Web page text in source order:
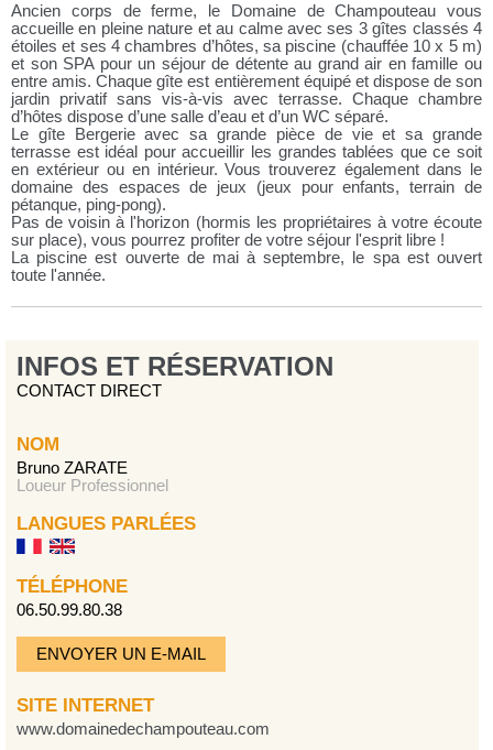
Ancien corps de ferme, le Domaine de Champouteau vous
accueille en pleine nature et au calme avec ses 3 gîtes classés 4
étoiles et ses 4 chambres d’hôtes, sa piscine (chauffée 10 x 5 m)
et son SPA pour un séjour de détente au grand air en famille ou
entre amis. Chaque gîte est entièrement équipé et dispose de son
jardin privatif sans vis-à-vis avec terrasse. Chaque chambre
d’hôtes dispose d’une salle d’eau et d’un WC séparé.
Le gîte Bergerie avec sa grande pièce de vie et sa grande
terrasse est idéal pour accueillir les grandes tablées que ce soit
en extérieur ou en intérieur. Vous trouverez également dans le
domaine des espaces de jeux (jeux pour enfants, terrain de
pétanque, ping-pong).
Pas de voisin à l'horizon (hormis les propriétaires à votre écoute
sur place), vous pourrez profiter de votre séjour l'esprit libre !
La piscine est ouverte de mai à septembre, le spa est ouvert
toute l'année.
INFOS ET RÉSERVATION
CONTACT DIRECT
NOM
Bruno ZARATE
Loueur Professionnel
LANGUES PARLÉES
TÉLÉPHONE
06.50.99.80.38
ENVOYER UN E-MAIL
SITE INTERNET
www.domainedechampouteau.com